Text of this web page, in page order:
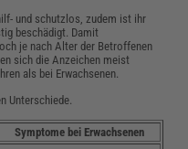
und schutzlos, zudem ist ihr
beschädigt. Damit
je nach Alter der Betroffenen
sich die Anzeichen meist
als bei Erwachsenen.
Unterschiede.
Symptome bei Erwachsenen